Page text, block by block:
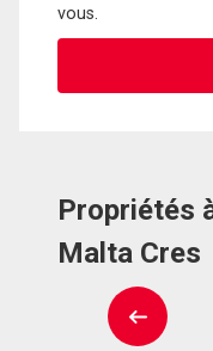
vous.
Propriétés
Malta Cres